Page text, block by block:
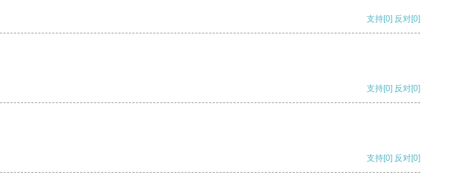
支持[0] 反对[0]
支持[0] 反对[0]
支持[0] 反对[0]